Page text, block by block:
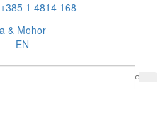
+385 1 4814 168
EN